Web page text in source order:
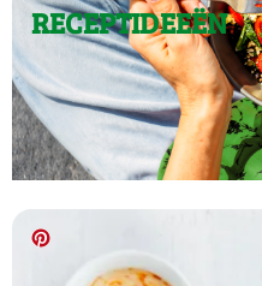
RECEPTIDEEËN